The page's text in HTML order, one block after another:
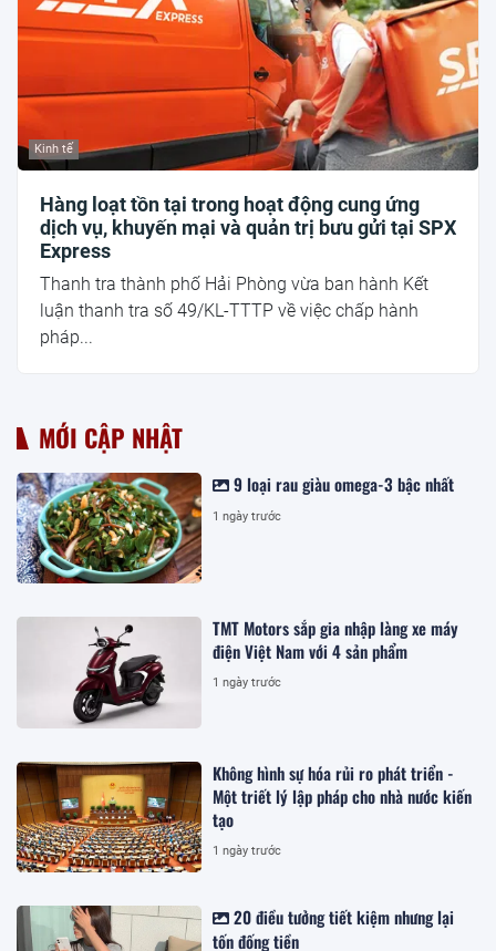
Kinh tế
Hàng loạt tồn tại trong hoạt động cung ứng
dịch vụ, khuyến mại và quản trị bưu gửi tại SPX
Express
Thanh tra thành phố Hải Phòng vừa ban hành Kết
luận thanh tra số 49/KL-TTTP về việc chấp hành
pháp...
MỚI CẬP NHẬT
9 loại rau giàu omega-3 bậc nhất
1 ngày trước
TMT Motors sắp gia nhập làng xe máy
điện Việt Nam với 4 sản phẩm
1 ngày trước
Không hình sự hóa rủi ro phát triển -
Một triết lý lập pháp cho nhà nước kiến
tạo
1 ngày trước
20 điều tưởng tiết kiệm nhưng lại
tốn đống tiền